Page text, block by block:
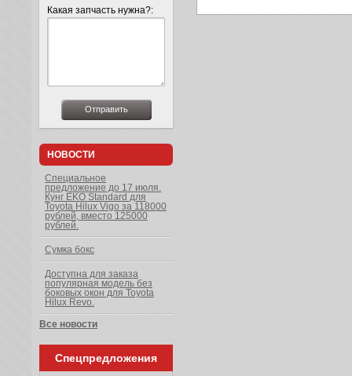
Какая запчасть нужна?:
НОВОСТИ
Специальное
предложение до 17 июля.
Кунг EKO Standard для
Toyota Hilux Vigo за 118000
рублей, вместо 125000
рублей.
Сумка бокс
Доступна для заказа
популярная модель без
боковых окон для Toyota
Hilux Revo.
Все новости
Спецпредложения